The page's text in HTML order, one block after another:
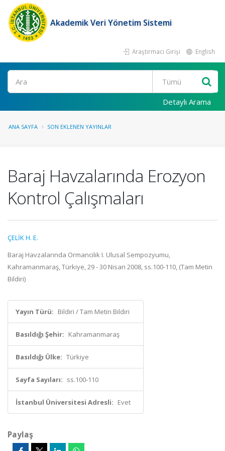
Akademik Veri Yönetim Sistemi
Araştırmacı Girişi English
Ara
Detaylı Arama
ANA SAYFA SON EKLENEN YAYINLAR
Baraj Havzalarında Erozyon
Kontrol Çalışmaları
ÇELİK H. E.
Baraj Havzalarında Ormancılık I. Ulusal Sempozyumu,
Kahramanmaraş, Türkiye, 29 - 30 Nisan 2008, ss.100-110, (Tam Metin
Bildiri)
Yayın Türü: Bildiri / Tam Metin Bildiri
Basıldığı Şehir: Kahramanmaraş
Basıldığı Ülke: Türkiye
Sayfa Sayıları: ss.100-110
İstanbul Üniversitesi Adresli: Evet
Paylaş